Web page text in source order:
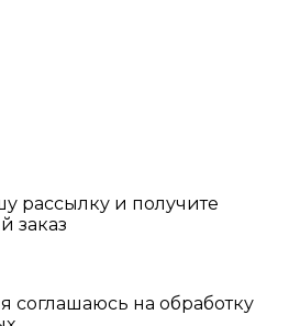
рассылку и получите
заказ
соглашаюсь на обработку